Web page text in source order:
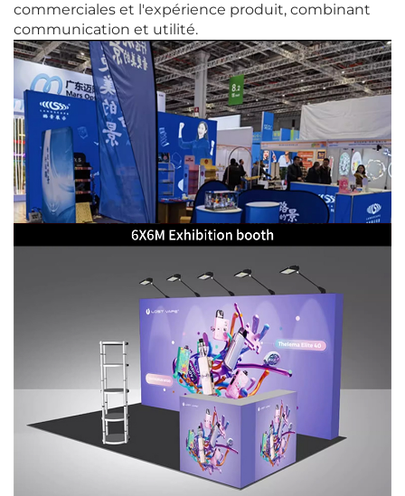
commerciales et l'expérience produit, combinant
communication et utilité.